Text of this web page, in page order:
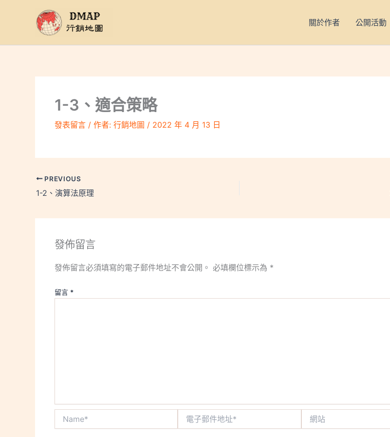
要
關於作者 公開活動
1-3、適合策略
發表留言 / 作者: 行銷地圖 / 2022 年 4 月 13 日
PREVIOUS
1-2、演算法原理
發佈留言
發佈留言必須填寫的電子郵件地址不會公開。 必填欄位標示為 *
留言 *